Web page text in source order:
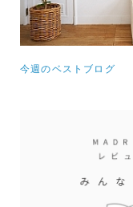
今週のベストブログ